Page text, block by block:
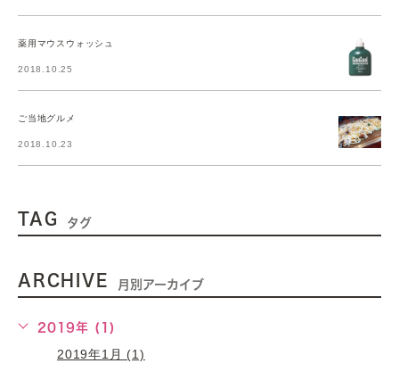
薬用マウスウォッシュ
2018.10.25
ご当地グルメ
2018.10.23
TAG タグ
ARCHIVE 月別アーカイブ
2019年 (1)
2019年1月 (1)